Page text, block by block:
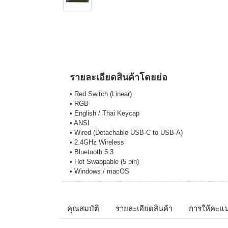
รายละเอียดสินค้าโดยย่อ
• Red Switch (Linear)
• RGB
• English / Thai Keycap
• ANSI
• Wired (Detachable USB-C to USB-A)
• 2.4GHz Wireless
• Bluetooth 5.3
• Hot Swappable (5 pin)
• Windows / macOS
คุณสมบัติ รายละเอียดสินค้า การให้คะแ